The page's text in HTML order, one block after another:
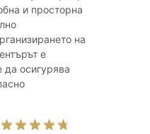
и просторна
на
е
да осигурява